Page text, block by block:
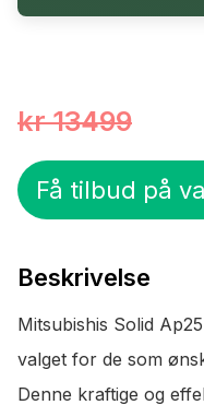
kr 13499
Få tilbud på
Beskrivelse
Mitsubishis Solid
valget for de som
Denne kraftige og